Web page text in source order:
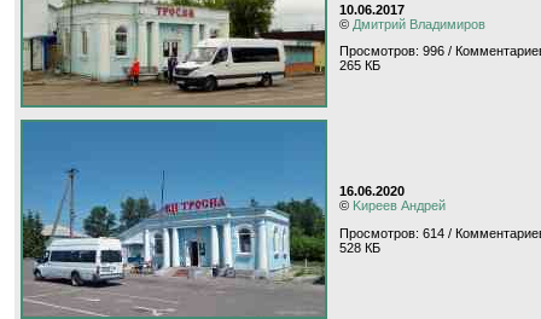
10.06.2017
© Дмитрий Владимиров
Просмотров: 996 /
265 КБ
16.06.2020
© Kиpeeв Aндpeй
Просмотров: 614 /
528 КБ